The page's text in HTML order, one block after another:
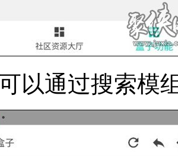
以通过搜索模